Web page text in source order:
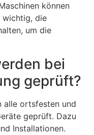
können
wichtig, die
um die
bei
geprüft?
alle ortsfesten und
geprüft. Dazu
Installationen.